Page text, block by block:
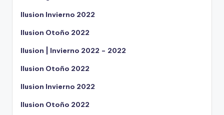
Ilusion Invierno 2022
Ilusion Otoño 2022
Ilusion | Invierno 2022 – 2022
Ilusion Otoño 2022
Ilusion Invierno 2022
Ilusion Otoño 2022